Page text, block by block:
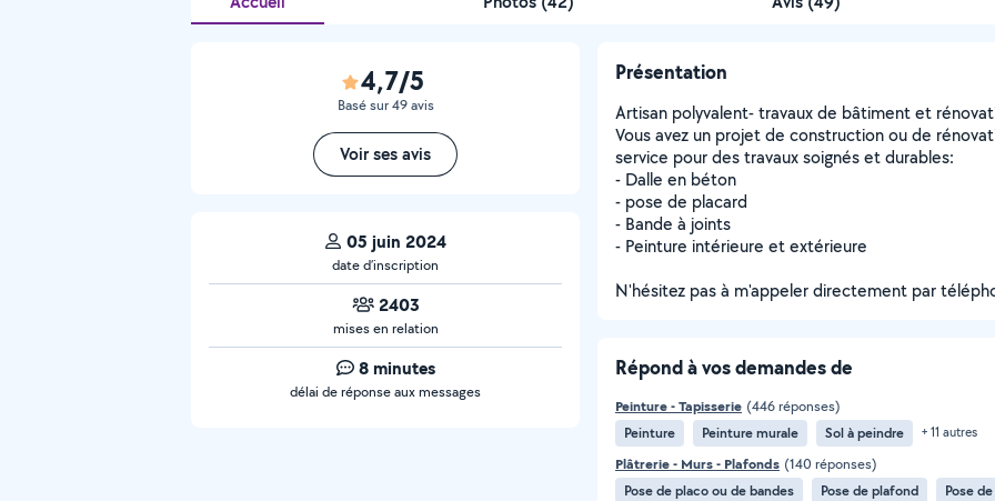
4,7/5
Basé sur 49 avis
Voir ses avis
05 juin 2024
date d’inscription
2403
mises en relation
8 minutes
délai de réponse aux messages
Présentation
Artisan polyvalent- travaux de bâtiment et
Vous avez un projet de construction ou de
service pour des travaux soignés et durables:
- Dalle en béton
- pose de placard
- Bande à joints
- Peinture intérieure et extérieure
N'hésitez pas à m'appeler directement par
Répond à vos demandes de
Peinture - Tapisserie (446 réponses)
Peinture
Peinture murale Sol à peindre + 11 autres
Plâtrerie - Murs - Plafonds (140 réponses)
Pose de placo ou de bandes
Pose de plafond
Pose